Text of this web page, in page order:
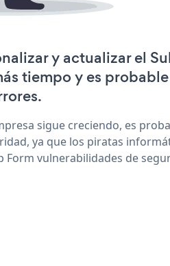
y actualizar el
tiempo y es
sigue creciendo, es
ya que los piratas
Form vulnerabilidades de